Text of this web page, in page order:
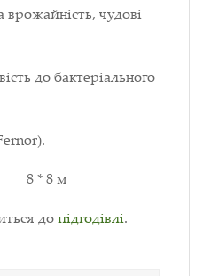
врожайність, чудові
до бактеріального
* 8 м
допідгодівлі.